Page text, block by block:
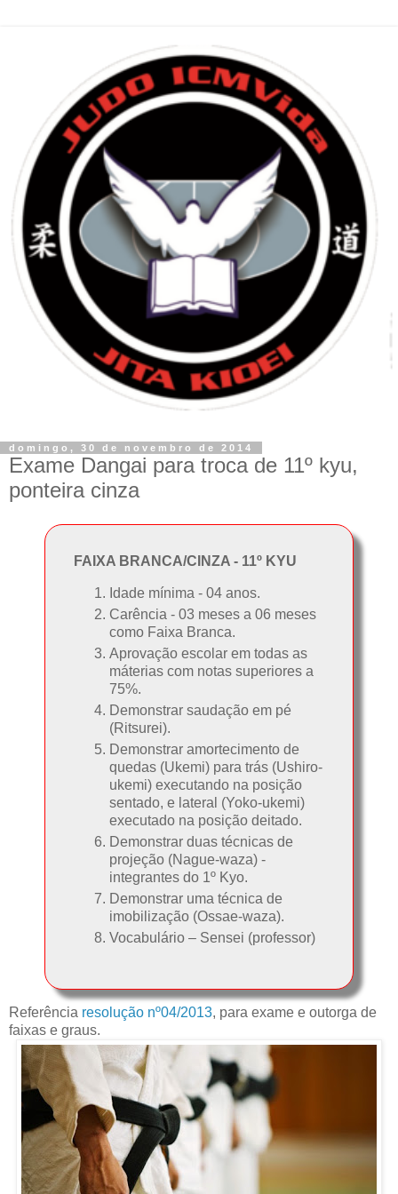
domingo, 30 de novembro de 2014
Exame Dangai para troca de 11º kyu,
ponteira cinza
FAIXA BRANCA/CINZA - 11º KYU
Idade mínima - 04 anos.
Carência - 03 meses a 06 meses
como Faixa Branca.
Aprovação escolar em todas as
máterias com notas superiores a
75%.
Demonstrar saudação em pé
(Ritsurei).
Demonstrar amortecimento de
quedas (Ukemi) para trás (Ushiro-
ukemi) executando na posição
sentado, e lateral (Yoko-ukemi)
executado na posição deitado.
Demonstrar duas técnicas de
projeção (Nague-waza) -
integrantes do 1º Kyo.
Demonstrar uma técnica de
imobilização (Ossae-waza).
Vocabulário – Sensei (professor)
Referência resolução nº04/2013, para exame e outorga de
faixas e graus.